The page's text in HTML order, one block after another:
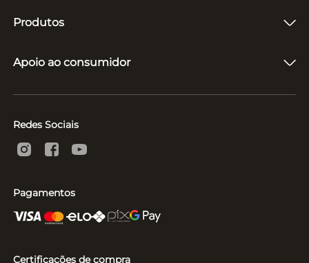
Produtos
Caixas de Som
Vitrolas e Toca-Discos
Apoio ao consumidor
Suporte e Reparo
Políticas
Redes Sociais
Pagamentos
Certificações de compra